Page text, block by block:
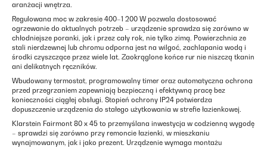
aranżacji wnętrza.
Regulowana moc w zakresie 400–1 200 W pozwala dostosować
ogrzewanie do aktualnych potrzeb – urządzenie sprawdza się zarówno w
chłodniejsze poranki, jak i przez cały rok, nie tylko zimą. Powierzchnia ze
stali nierdzewnej lub chromu odporna jest na wilgoć, zachlapania wodą i
środki czyszczące przez wiele lat. Zaokrąglone końce rur nie niszczą tkanin
ani delikatnych ręczników.
Wbudowany termostat, programowalny timer oraz automatyczna ochrona
przed przegrzaniem zapewniają bezpieczną i efektywną pracę bez
konieczności ciągłej obsługi. Stopień ochrony IP24 potwierdza
dopuszczenie urządzenia do stałego użytkowania w strefie łazienkowej.
Klarstein Fairmont 80 x 45 to przemyślana inwestycja w codzienną wygodę
– sprawdzi się zarówno przy remoncie łazienki, w mieszkaniu
wynajmowanym, jak i jako prezent. Urządzenie wymaga montażu